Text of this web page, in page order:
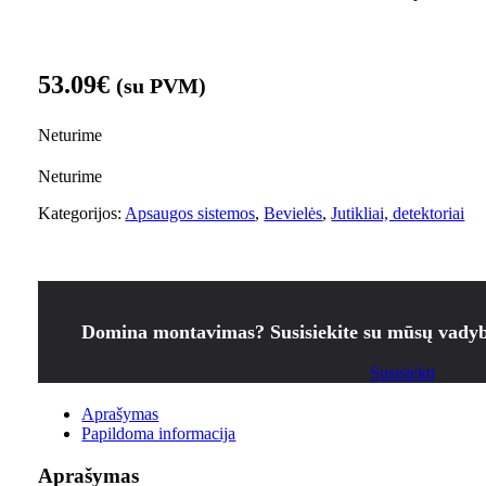
53.09€ (su PVM)
Neturime
Neturime
Kategorijos: Apsaugos sistemos,Bevielės,Jutikliai, detektoriai
Domina montavimas? Susisiekite su mūsų
Susisiekti
Aprašymas
Papildoma informacija
Aprašymas